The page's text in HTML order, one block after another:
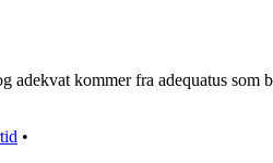
kommer fra adequatus
•